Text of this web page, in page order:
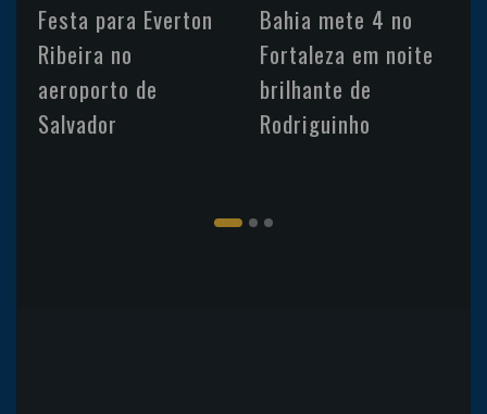
Festa para Everton
Ribeira no
aeroporto de
Salvador
Bahia mete 4 no
Fortaleza em noite
brilhante de
Rodriguinho